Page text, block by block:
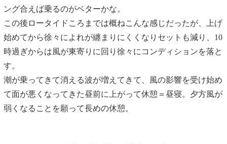
ング合えば乗るのがベターかな。
この後ロータイドころまでは概ねこんな感じだったが、上げ
始めてから徐々によれが纏まりにくくなりセットも減り、10
時過ぎからは風が東寄りに回り徐々にコンディションを落と
す。
潮が乗ってきて消える波が増えてきて、風の影響を受け始め
て面が悪くなってきた昼前に上がって休憩＝昼寝。夕方風が
弱くなることを願って長めの休憩。